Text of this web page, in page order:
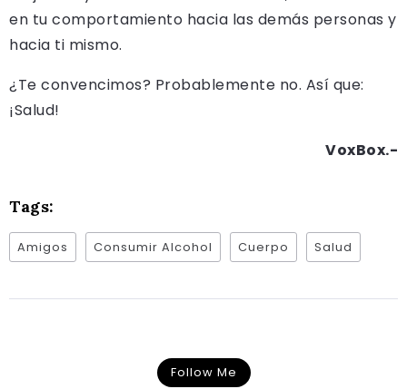
en tu comportamiento hacia las demás personas y
hacia ti mismo.
¿Te convencimos? Probablemente no. Así que:
¡Salud!
VoxBox.-
Tags:
Amigos Consumir Alcohol Cuerpo Salud
Follow Me